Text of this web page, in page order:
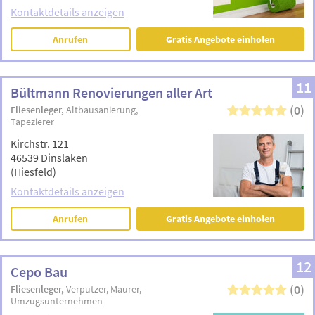
Kontaktdetails anzeigen
Anrufen Gratis Angebote einholen
11
Bültmann Renovierungen aller Art
Fliesenleger Altbausanierung
Tapezierer
(0)
Kirchstr. 121
46539 Dinslaken
(Hiesfeld)
Kontaktdetails anzeigen
Anrufen Gratis Angebote einholen
12
Cepo Bau
Fliesenleger Verputzer Maurer
Umzugsunternehmen
(0)